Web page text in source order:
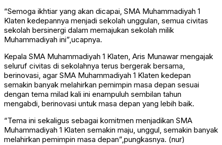
“Semoga ikhtiar yang akan dicapai, SMA Muhammadiyah 1
Klaten kedepannya menjadi sekolah unggulan, semua civitas
sekolah bersinergi dalam memajukan sekolah milik
Muhammadiyah ini”,ucapnya.
Kepala SMA Muhammadiyah 1 Klaten, Aris Munawar mengajak
seluruf civitas di sekolahnya terus bergerak bersama,
berinovasi, agar SMA Muhammadiyah 1 Klaten kedepan
semakin banyak melahirkan pemimpin masa depan sesuai
dengan tema milad kali ini enampuluh sembilan tahun
mengabdi, berinovasi untuk masa depan yang lebih baik.
“Tema ini sekaligus sebagai komitmen menjadikan SMA
Muhammadiyah 1 Klaten semakin maju, unggul, semakin banyak
melahirkan pemimpin masa depan”,pungkasnya. (nur)